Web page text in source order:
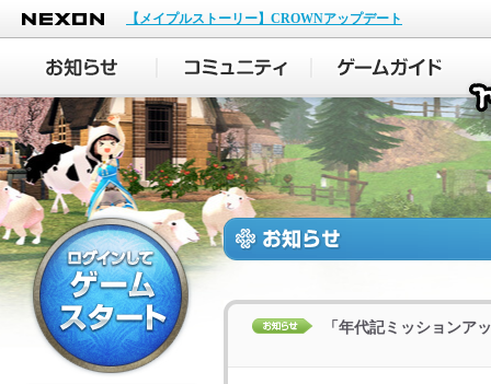
NEXON
【メイプルストーリー】CROWNアップデート
「年代記ミッションア